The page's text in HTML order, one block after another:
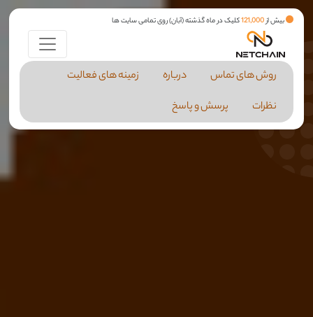
بیش از121,000کلیک در ماه گذشته (آبان) روی تمامی سایت ها
روش های تماس درباره
زمینه های فعالیت
نظرات
پرسش و پاسخ